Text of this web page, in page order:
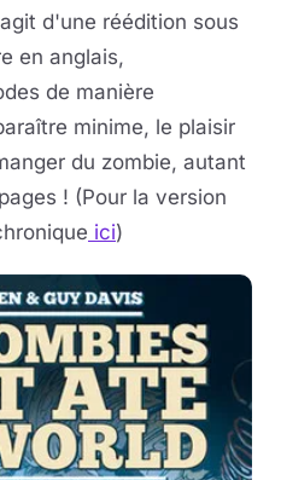
d'une réédition sous
en anglais,
de manière
minime, le plaisir
du zombie, autant
! (Pour la version
ici)